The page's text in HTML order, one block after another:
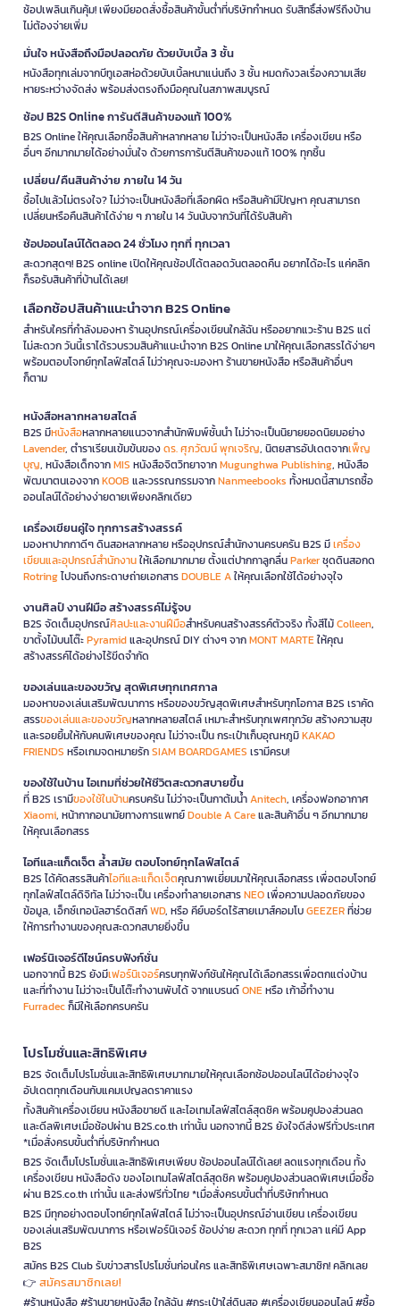
ช้อปเพลินเกินคุ้ม! เพียงมียอดสั่งซื้อสินค้าขั้นต่ำที่บริษัทกำหนด รับสิทธิ์ส่งฟรีถึงบ้าน
ไม่ต้องจ่ายเพิ่ม
มั่นใจ หนังสือถึงมือปลอดภัย ด้วยบับเบิ้ล 3 ชั้น
หนังสือทุกเล่มจากบีทูเอสห่อด้วยบับเบิ้ลหนาแน่นถึง 3 ชั้น หมดกังวลเรื่องความเสีย
หายระหว่างจัดส่ง พร้อมส่งตรงถึงมือคุณในสภาพสมบูรณ์
ช้อป B2S Online การันตีสินค้าของแท้ 100%
B2S Online ให้คุณเลือกซื้อสินค้าหลากหลาย ไม่ว่าจะเป็นหนังสือ เครื่องเขียน หรือ
อื่นๆ อีกมากมายได้อย่างมั่นใจ ด้วยการการันตีสินค้าของแท้ 100% ทุกชิ้น
เปลี่ยน/คืนสินค้าง่าย ภายใน 14 วัน
ซื้อไปแล้วไม่ตรงใจ? ไม่ว่าจะเป็นหนังสือที่เลือกผิด หรือสินค้ามีปัญหา คุณสามารถ
เปลี่ยนหรือคืนสินค้าได้ง่าย ๆ ภายใน 14 วันนับจากวันที่ได้รับสินค้า
ช้อปออนไลน์ได้ตลอด 24 ชั่วโมง ทุกที่ ทุกเวลา
สะดวกสุดๆ! B2S online เปิดให้คุณช้อปได้ตลอดวันตลอดคืน อยากได้อะไร แค่คลิก
ก็รอรับสินค้าที่บ้านได้เลย!
เลือกช้อปสินค้าแนะนำจาก B2S Online
สำหรับใครที่กำลังมองหา ร้านอุปกรณ์เครื่องเขียนใกล้ฉัน หรืออยากแวะร้าน B2S แต่
ไม่สะดวก วันนี้เราได้รวบรวมสินค้าแนะนำจาก B2S Online มาให้คุณเลือกสรรได้ง่ายๆ
พร้อมตอบโจทย์ทุกไลฟ์สไตล์ ไม่ว่าคุณจะมองหา ร้านขายหนังสือ หรือสินค้าอื่นๆ
ก็ตาม
หนังสือหลากหลายสไตล์
B2S มีหนังสือหลากหลายแนวจากสำนักพิมพ์ชั้นนำ ไม่ว่าจะเป็นนิยายยอดนิยมอย่าง
Lavender, ตำราเรียนเข้มข้นของดร. ศุภวัฒน์ พุกเจริญ, นิตยสารอัปเดตจากเพ็ญ
บุญ, หนังสือเด็กจากMIS หนังสือจิตวิทยาจากMugunghwa Publishing, หนังสือ
พัฒนาตนเองจากKOOB และวรรณกรรมจากNanmeebooks ทั้งหมดนี้สามารถซื้อ
ออนไลน์ได้อย่างง่ายดายเพียงคลิกเดียว
เครื่องเขียนคู่ใจ ทุกการสร้างสรรค์
มองหาปากกาดีๆ ดินสอหลากหลาย หรืออุปกรณ์สำนักงานครบครัน B2S มีเครื่อง
เขียนและอุปกรณ์สำนักงานให้เลือกมากมาย ตั้งแต่ปากกาลูกลื่นParkerชุดดินสอกด
Rotringไปจนถึงกระดาษถ่ายเอกสารDOUBLE Aให้คุณเลือกใช้ได้อย่างจุใจ
งานศิลป์ งานฝีมือ สร้างสรรค์ไม่รู้จบ
B2S จัดเต็มอุปกรณ์ศิลปะและงานฝีมือสำหรับคนสร้างสรรค์ตัวจริง ทั้งสีไม้Colleen,
ขาตั้งไม้บนโต๊ะPyramidและอุปกรณ์ DIY ต่างๆ จากMONT MARTEให้คุณ
สร้างสรรค์ได้อย่างไร้ขีดจำกัด
ของเล่นและของขวัญ สุดพิเศษทุกเทศกาล
มองหาของเล่นเสริมพัฒนาการ หรือของขวัญสุดพิเศษสำหรับทุกโอกาส B2S เราคัด
สรรของเล่นและของขวัญหลากหลายสไตล์ เหมาะสำหรับทุกเพศทุกวัย สร้างความสุข
และรอยยิ้มให้กับคนพิเศษของคุณ ไม่ว่าจะเป็น กระเป๋าเก็บอุณหภูมิKAKAO
FRIENDS หรือเกมจดหมายรักSIAM BOARDGAMES เรามีครบ!
ของใช้ในบ้าน ไอเทมที่ช่วยให้ชีวิตสะดวกสบายขึ้น
ที่ B2S เรามีของใช้ในบ้านครบครัน ไม่ว่าจะเป็นกาต้มน้ำAnitech, เครื่องฟอกอากาศ
Xiaomi, หน้ากากอนามัยทางการแพทย์Double A Careและสินค้าอื่น ๆ อีกมากมาย
ให้คุณเลือกสรร
ไอทีและแก็ดเจ็ต ล้ำสมัย ตอบโจทย์ทุกไลฟ์สไตล์
B2S ได้คัดสรรสินค้าไอทีและแก็ดเจ็ตคุณภาพเยี่ยมมาให้คุณเลือกสรร เพื่อตอบโจทย์
ทุกไลฟ์สไตล์ดิจิทัล ไม่ว่าจะเป็น เครื่องทำลายเอกสารNEOเพื่อความปลอดภัยของ
ข้อมูล, เอ็กซ์เทอนัลฮาร์ดดิสก์WD, หรือ คีย์บอร์ดไร้สายเมาส์คอมโบGEEZERที่ช่วย
ให้การทำงานของคุณสะดวกสบายยิ่งขึ้น
เฟอร์นิเจอร์ดีไซน์ครบฟังก์ชั่น
นอกจากนี้ B2S ยังมีเฟอร์นิเจอร์ครบทุกฟังก์ชันให้คุณได้เลือกสรรเพื่อตกแต่งบ้าน
และที่ทำงาน ไม่ว่าจะเป็นโต๊ะทำงานพับได้ จากแบรนด์ONEหรือ เก้าอี้ทำงาน
Furradecก็มีให้เลือกครบครัน
โปรโมชั่นและสิทธิพิเศษ
B2S จัดเต็มโปรโมชั่นและสิทธิพิเศษมากมายให้คุณเลือกช้อปออนไลน์ได้อย่างจุใจ
อัปเดตทุกเดือนกับแคมเปญลดราคาแรง
ทั้งสินค้าเครื่องเขียน หนังสือขายดี และไอเทมไลฟ์สไตล์สุดชิค พร้อมคูปองส่วนลด
และดีลพิเศษเมื่อช้อปผ่าน B2S.co.th เท่านั้น นอกจากนี้ B2S ยังใจดีส่งฟรีทั่วประเทศ
*เมื่อสั่งครบขั้นต่ำที่บริษัทกำหนด
B2S จัดเต็มโปรโมชั่นและสิทธิพิเศษเพียบ ช้อปออนไลน์ได้เลย! ลดแรงทุกเดือน ทั้ง
เครื่องเขียน หนังสือดัง ของไอเทมไลฟ์สไตล์สุดชิค พร้อมคูปองส่วนลดพิเศษเมื่อซื้อ
ผ่าน B2S.co.th เท่านั้น และส่งฟรีทั่วไทย *เมื่อสั่งครบขั้นต่ำที่บริษัทกำหนด
B2S มีทุกอย่างตอบโจทย์ทุกไลฟ์สไตล์ ไม่ว่าจะเป็นอุปกรณ์อ่านเขียน เครื่องเขียน
ของเล่นเสริมพัฒนาการ หรือเฟอร์นิเจอร์ ช้อปง่าย สะดวก ทุกที่ ทุกเวลา แค่มี App
B2S
สมัคร B2S Club รับข่าวสารโปรโมชั่นก่อนใคร และสิทธิพิเศษเฉพาะสมาชิก! คลิกเลย
👉 สมัครสมาชิกเลย!
#ร้านหนังสือ #ร้านขายหนังสือ ใกล้ฉัน #กระเป๋าใส่ดินสอ #เครื่องเขียนออนไลน์ #ซื้อ